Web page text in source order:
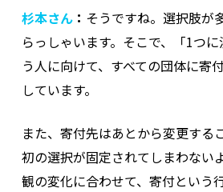
杉本さん： そうですね。選択肢が
らっしゃいます。そこで、「1つ
う人に向けて、すべての団体に寄
しています。
また、寄付先はあとから変更する
初の選択が固定されてしまわない
観の変化に合わせて、寄付という